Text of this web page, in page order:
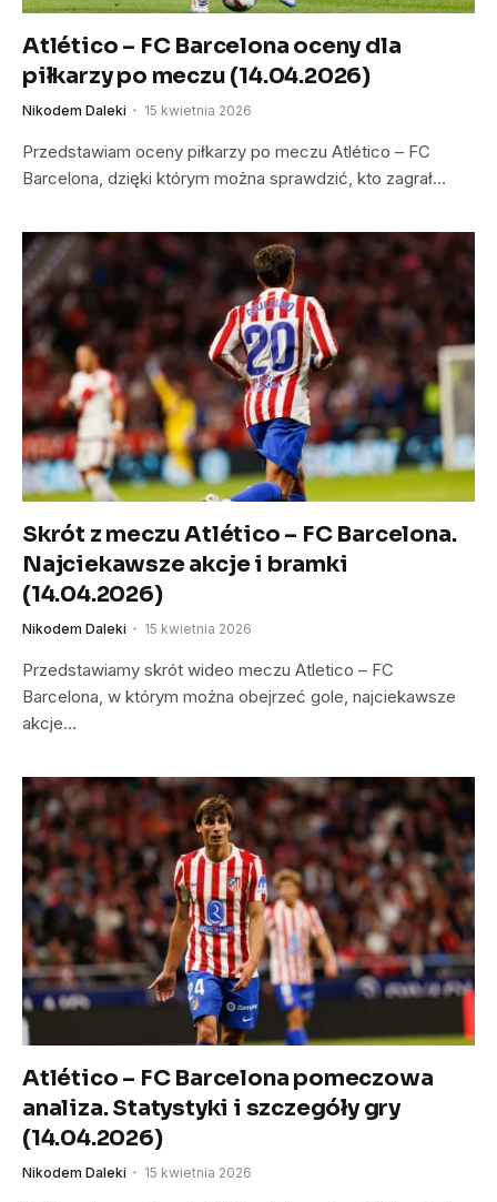
Atlético – FC Barcelona oceny dla
piłkarzy po meczu (14.04.2026)
Nikodem Daleki 15 kwietnia 2026
Przedstawiam oceny piłkarzy po meczu Atlético – FC
Barcelona, dzięki którym można sprawdzić, kto zagrał…
Skrót z meczu Atlético – FC Barcelona.
Najciekawsze akcje i bramki
(14.04.2026)
Nikodem Daleki 15 kwietnia 2026
Przedstawiamy skrót wideo meczu Atletico – FC
Barcelona, w którym można obejrzeć gole, najciekawsze
akcje…
Atlético – FC Barcelona pomeczowa
analiza. Statystyki i szczegóły gry
(14.04.2026)
Nikodem Daleki 15 kwietnia 2026